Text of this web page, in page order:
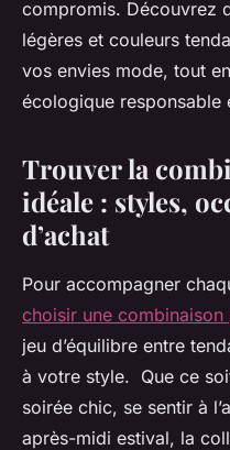
compromis. Découvrez
légères et couleurs
vos envies mode, tout
écologique responsable
Trouver la
idéale : styles,
d’achat
Pour accompagner
choisir une
jeu d’équilibre entre
à votre style. Que ce
soirée chic, se sentir à
après-midi estival, la